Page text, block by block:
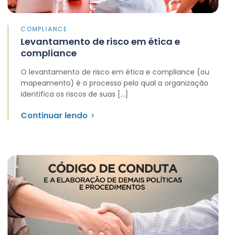
COMPLIANCE
Levantamento de risco em ética e
compliance
O levantamento de risco em ética e compliance (ou
mapeamento) é o processo pelo qual a organização
identifica os riscos de suas […]
Continuar lendo